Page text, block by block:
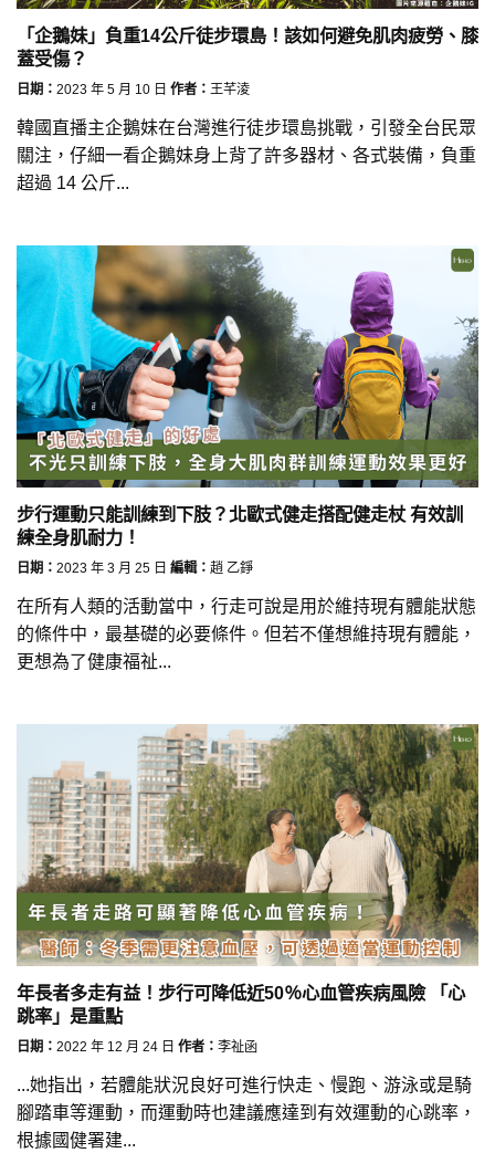
「企鵝妹」負重14公斤徒步環島！該如何避免肌肉疲勞、膝
蓋受傷？
日期： 2023 年 5 月 10 日 作者： 王芊淩
韓國直播主企鵝妹在台灣進行徒步環島挑戰，引發全台民眾
關注，仔細一看企鵝妹身上背了許多器材、各式裝備，負重
超過 14 公斤...
步行運動只能訓練到下肢？北歐式健走搭配健走杖 有效訓
練全身肌耐力！
日期： 2023 年 3 月 25 日 編輯： 趙 乙錚
在所有人類的活動當中，行走可說是用於維持現有體能狀態
的條件中，最基礎的必要條件。但若不僅想維持現有體能，
更想為了健康福祉...
年長者多走有益！步行可降低近50％心血管疾病風險 「心
跳率」是重點
日期： 2022 年 12 月 24 日 作者： 李祉函
...她指出，若體能狀況良好可進行快走、慢跑、游泳或是騎
腳踏車等運動，而運動時也建議應達到有效運動的心跳率，
根據國健署建...